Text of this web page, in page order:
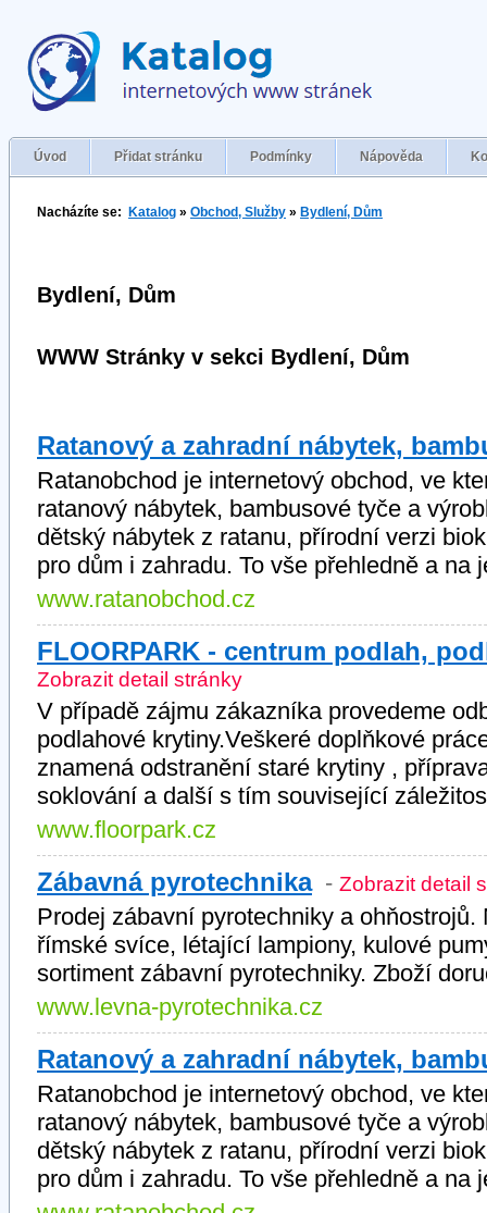
Úvod Přidat stránku Podmínky Nápověda
Nacházíte se: Katalog » Obchod, Služby » Bydlení, Dům
Bydlení, Dům
WWW Stránky v sekci Bydlení, Dům
Ratanový a zahradní nábytek,
Ratanobchod je internetový obchod, ve
ratanový nábytek, bambusové tyče a
dětský nábytek z ratanu, přírodní verzi
pro dům i zahradu. To vše přehledně a na
www.ratanobchod.cz
FLOORPARK - centrum podlah,
Zobrazit detail stránky
V případě zájmu zákazníka provedeme
podlahové krytiny.Veškeré doplňkové
znamená odstranění staré krytiny ,
soklování a další s tím související
www.floorpark.cz
Zábavná pyrotechnika - Zobrazit detail
Prodej zábavní pyrotechniky a ohňostrojů.
římské svíce, létající lampiony, kulové
sortiment zábavní pyrotechniky. Zboží
www.levna-pyrotechnika.cz
Ratanový a zahradní nábytek,
Ratanobchod je internetový obchod, ve
ratanový nábytek, bambusové tyče a
dětský nábytek z ratanu, přírodní verzi
pro dům i zahradu. To vše přehledně a na